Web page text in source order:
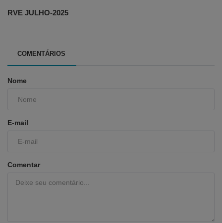
RVE JULHO-2025
COMENTÁRIOS
Nome
E-mail
Comentar